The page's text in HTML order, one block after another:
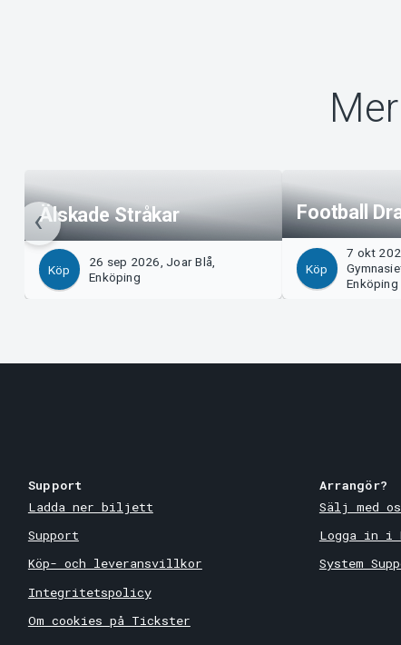
Älskade Stråkar
Köp
26 sep 2026, Joar Blå,
Enköping
Football
Köp
7 okt
Enköping
Support
Ladda ner biljett
Support
Köp- och leveransvillkor
Integritetspolicy
Om cookies på Tickster
Arrangör?
Sälj med
Logga in i
System